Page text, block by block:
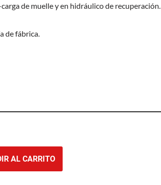
de muelle y en hidráulico de recuperación.
de fábrica.
AL CARRITO